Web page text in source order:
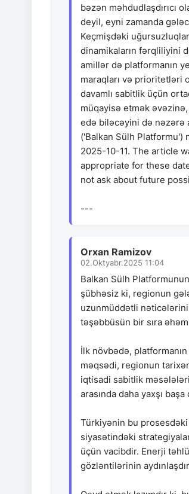
bəzən məhdudlaşdırıcı
deyil, eyni zamanda
Keçmişdəki
dinamikaların fərqliliyini
amillər də platformanın
maraqları və prioritetləri
davamlı sabitlik üçün
müqayisə etmək
edə biləcəyini də nəzərə
('Balkan Sülh Platformu')
2025-10-11. The article
appropriate for these
not ask about future
---
Orxan Ramizov
02.Oktyabr.2025 11:04
Balkan Sülh
şübhəsiz ki, regionun
uzunmüddətli
təşəbbüsün bir sıra
İlk növbədə,
məqsədi, regionun
iqtisadi sabitlik
arasında daha yaxşı
Türkiyənin bu
siyasətindəki
üçün vacibdir. Enerji
gözləntilərinin